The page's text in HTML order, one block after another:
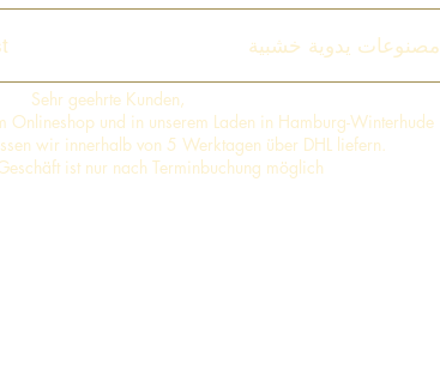
مصنوعات يدوية خشبية
Sehr geehrte Kunden,
Onlineshop und in unserem Laden in Hamburg-Winterhude
wir innerhalb von 5 Werktagen über DHL liefern.
ist nur nach Terminbuchung möglich